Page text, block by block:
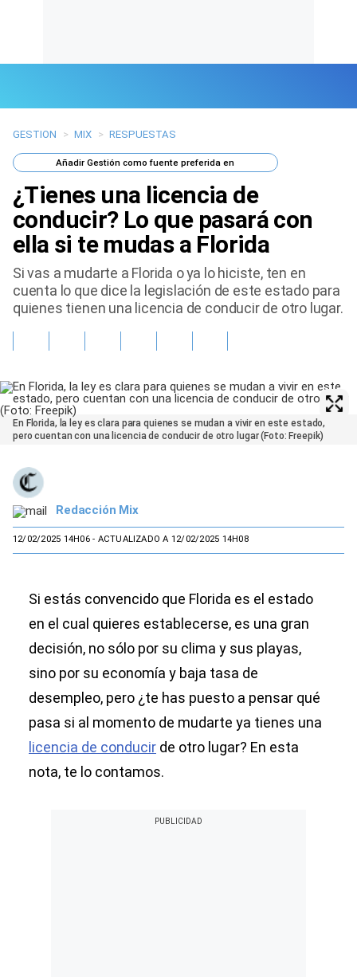
Últimas Noticias
Mi Bolsillo
Respuestas
Gente
Vida Laboral
Tendencias Mix
Sports
GESTION > MIX > RESPUESTAS
AñadirGestión como fuente preferida en
¿Tienes una licencia de
conducir? Lo que pasará con
ella si te mudas a Florida
Si vas a mudarte a Florida o ya lo hiciste, ten en
cuenta lo que dice la legislación de este estado para
quienes tienen una licencia de conducir de otro lugar.
En Florida, la ley es clara para quienes se mudan a vivir en este estado,
pero cuentan con una licencia de conducir de otro lugar (Foto: Freepik)
Redacción Mix
12/02/2025 14H06- ACTUALIZADO A 12/02/2025 14H08
Si estás convencido que Florida es el estado
en el cual quieres establecerse, es una gran
decisión, no sólo por su clima y sus playas,
sino por su economía y baja tasa de
desempleo, pero ¿te has puesto a pensar qué
pasa si al momento de mudarte ya tienes una
licencia de conducir de otro lugar? En esta
nota, te lo contamos.